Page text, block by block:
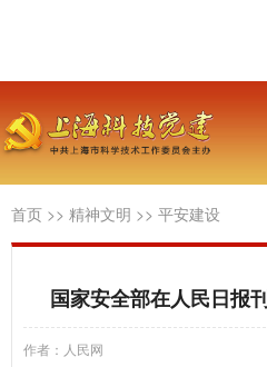
首页 >> 精神文明 >> 平安建设
国家安全部在人民日报
作者：人民网